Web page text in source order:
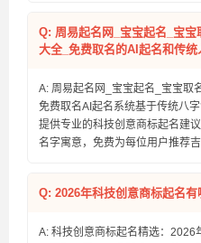
Q: 周易起名网_宝宝起名_宝
大全_免费取名的AI起名和传统
A: 周易起名网_宝宝起名_宝宝取
免费取名AI起名系统基于传统八
提供专业的科技创意商标起名建
名字寓意，免费为每位用户推荐
Q: 2026年科技创意商标起名有
A: 科技创意商标起名精选：2026